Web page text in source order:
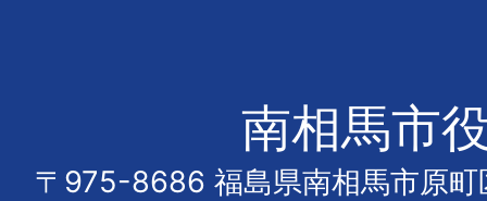
南相馬市
〒975-8686 福島県南相馬市原町